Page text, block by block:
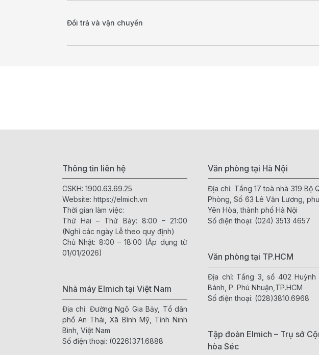
Đổi trả và vận chuyển
Thông tin liên hệ
CSKH: 1900.63.69.25
Website: https://elmich.vn
Thời gian làm việc:
Thứ Hai – Thứ Bảy: 8:00 – 21:00
(Nghỉ các ngày Lễ theo quy định)
Chủ Nhật: 8:00 – 18:00 (Áp dụng từ
01/01/2026)
Nhà máy Elmich tại Việt Nam
Địa chỉ: Đường Ngô Gia Bảy, Tổ dân
phố An Thái, Xã Bình Mỹ, Tỉnh Ninh
Bình, Việt Nam
Số điện thoại: (0226)371.6888
Văn phòng tại Hà Nội
Địa chỉ: Tầng 17 toà nhà 319 Bộ
Phòng, Số 63 Lê Văn Lương,
Yên Hòa, thành phố Hà Nội
Số điện thoại: (024) 3513 4657
Văn phòng tại TP.HCM
Địa chỉ: Tầng 3, số 402 Huỳnh
Bánh, P. Phú Nhuận,TP.HCM
Số điện thoại: (028)3810.6968
Tập đoàn Elmich – Trụ sở
hòa Séc